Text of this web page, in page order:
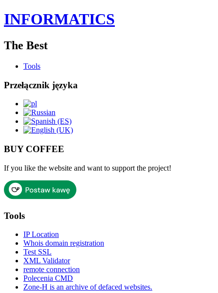
INFORMATICS
The Best
Tools
Przełącznik języka
BUY COFFEE
If you like the website and want to support the project!
Tools
IP Location
Whois domain registration
Test SSL
XML Validator
remote connection
Polecenia CMD
Zone-H is an archive of defaced websites.